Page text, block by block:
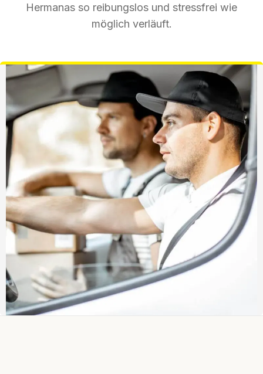
Hermanas so reibungslos und stressfrei wie
möglich verläuft.